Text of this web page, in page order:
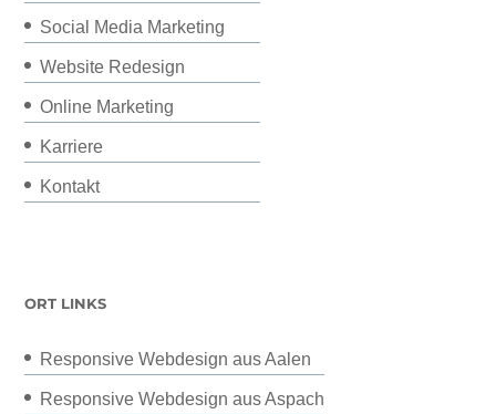
Social Media Marketing
Website Redesign
Online Marketing
Karriere
Kontakt
ORT LINKS
Responsive Webdesign aus Aalen
Responsive Webdesign aus Aspach